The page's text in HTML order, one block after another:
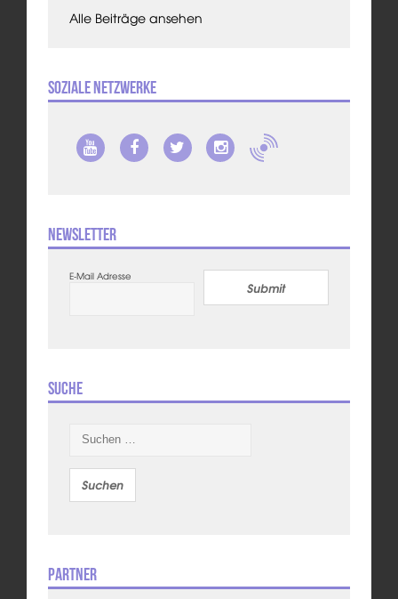
Alle Beiträge ansehen
Soziale Netzwerke
Newsletter
E-Mail Adresse
Submit
Suche
nach:
Partner